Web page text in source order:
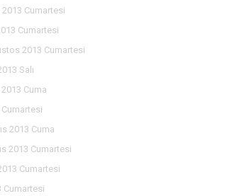
Cumartesi
Cumartesi
2013 Cumartesi
Salı
Cuma
2013 Cuma
2013 Cumartesi
Cumartesi
Cumartesi